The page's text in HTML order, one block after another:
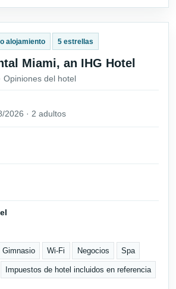
alojamiento 5 estrellas
Miami, an IHG Hotel
Opiniones del hotel
2026 · 2 adultos
Gimnasio Wi-Fi Negocios Spa
Impuestos de hotel incluidos en referencia